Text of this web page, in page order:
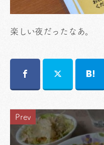
楽しい夜だったなあ。
Prev